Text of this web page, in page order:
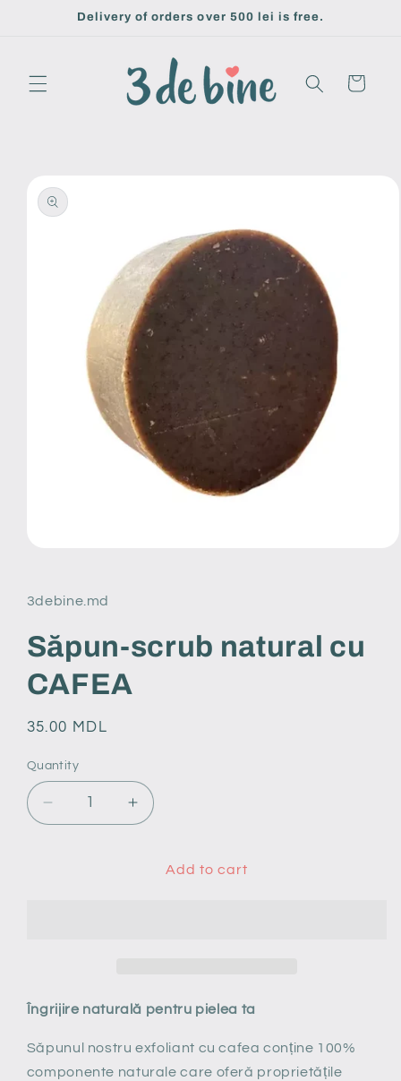
Delivery of orders over 500 lei is free.
Cart
product
information
in
modal
3debine.md
Săpun-scrub natural cu
CAFEA
Regular
35.00 MDL
Quantity
Quantity
Decrease
quantity
Increase
quantity
Săpun-Add to cart
Îngrijire naturală pentru pielea ta
Săpunul nostru exfoliant cu cafea conține 100%
componente naturale care oferă proprietățile